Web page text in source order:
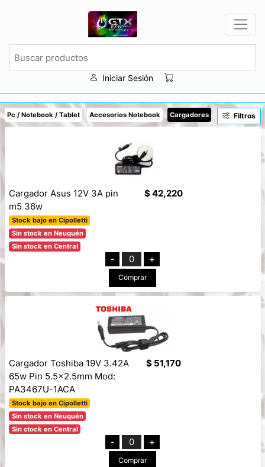
Iniciar Sesión
Pc / Notebook / Tablet Accesorios Notebook Cargadores Filtros
Cargador Asus 12V 3A pin
m5 36w
Stock bajo en Cipolletti
Sin stock en Neuquén
Sin stock en Central
$ 42,220
- 0 +
Comprar
Cargador Toshiba 19V 3.42A
65w Pin 5.5x2.5mm Mod:
PA3467U-1ACA
Stock bajo en Cipolletti
Sin stock en Neuquén
Sin stock en Central
$ 51,170
- 0 +
Comprar